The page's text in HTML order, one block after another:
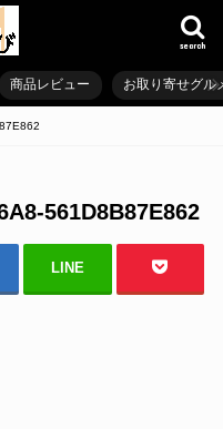
search
商品レビュー お取り寄せグル
561D8B87E862
LINE